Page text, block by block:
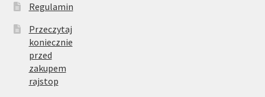
Regulamin
Przeczytaj
koniecznie
przed
zakupem
rajstop